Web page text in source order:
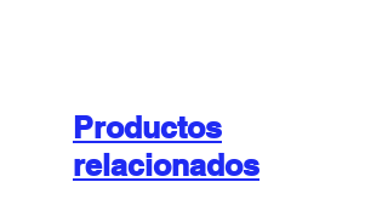
Productos
relacionados